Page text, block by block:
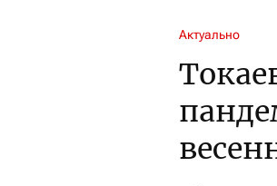
Актуально